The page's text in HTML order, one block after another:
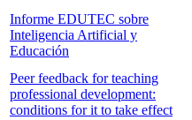
Informe EDUTEC sobre
Inteligencia Artificial y
Educación
Peer feedback for teaching
professional development:
conditions for it to take effect